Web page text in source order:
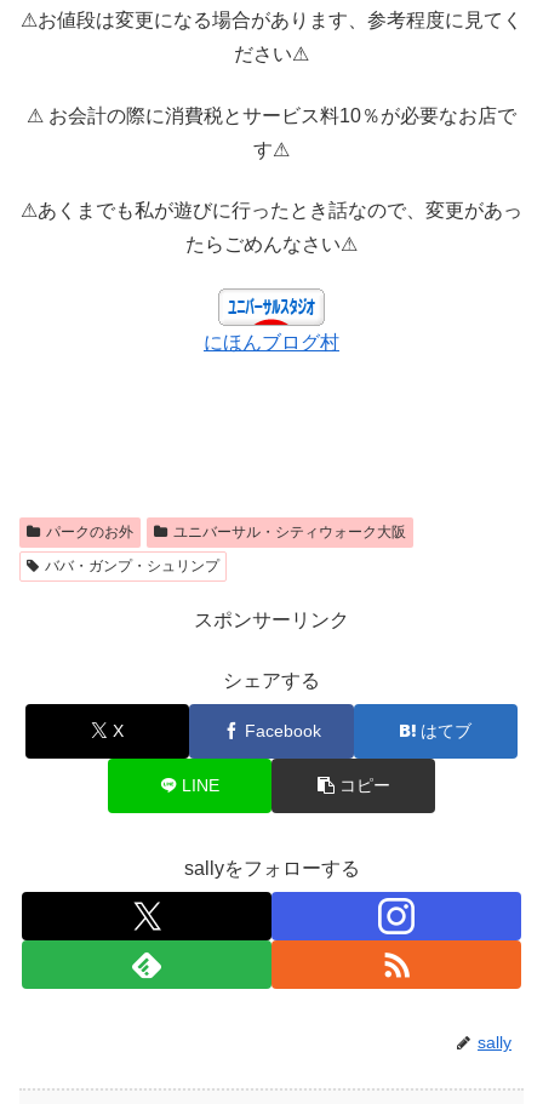
⚠お値段は変更になる場合があります、参考程度に見てく
ださい⚠
⚠ お会計の際に消費税とサービス料10％が必要なお店で
す⚠
⚠あくまでも私が遊びに行ったとき話なので、変更があっ
たらごめんなさい⚠
にほんブログ村
パークのお外
ユニバーサル・シティウォーク大阪
ババ・ガンプ・シュリンプ
スポンサーリンク
シェアする
X Facebook はてブ
LINE コピー
sallyをフォローする
sally